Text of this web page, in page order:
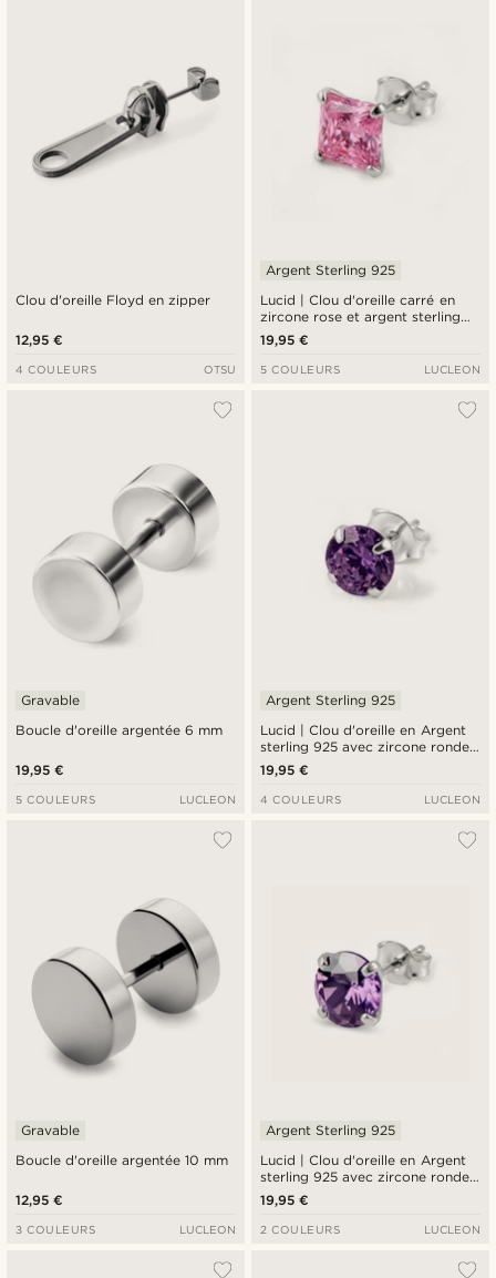
Clou d'oreille Floyd en zipper
12,95 €
4 COULEURS OTSU
Lucid | Clou d'oreille carré en
zircone rose et argent sterling
925 - 8 mm
Argent Sterling 925
19,95 €
5 COULEURS LUCLEON
Boucle d'oreille argentée 6 mm
Gravable
19,95 €
5 COULEURS LUCLEON
Lucid | Clou d'oreille en Argent
sterling 925 avec zircone ronde
mauve - 6 mm
Argent Sterling 925
19,95 €
4 COULEURS LUCLEON
Boucle d'oreille argentée 10 mm
Gravable
12,95 €
3 COULEURS LUCLEON
Lucid | Clou d'oreille en Argent
sterling 925 avec zircone ronde
mauve - 8 mm
Argent Sterling 925
19,95 €
2 COULEURS LUCLEON